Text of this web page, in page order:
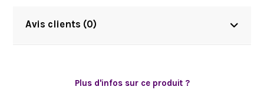
Avis clients (0)
Plus d'infos sur ce produit ?